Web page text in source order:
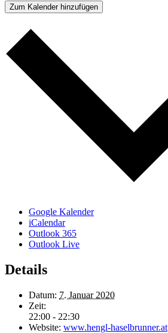
Zum Kalender hinzufügen
Google Kalender
iCalendar
Outlook 365
Outlook Live
Details
Datum: 7. Januar 2020
Zeit:
22:00 - 22:30
Website: www.hengl-haselbrunner.at